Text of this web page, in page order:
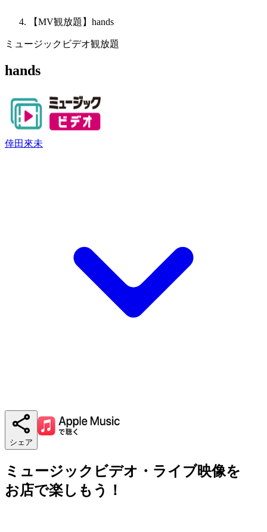
【MV観放題】hands
ミュージックビデオ観放題
hands
倖田來未
シェア
ミュージックビデオ・ライブ映像を
お店で楽しもう！